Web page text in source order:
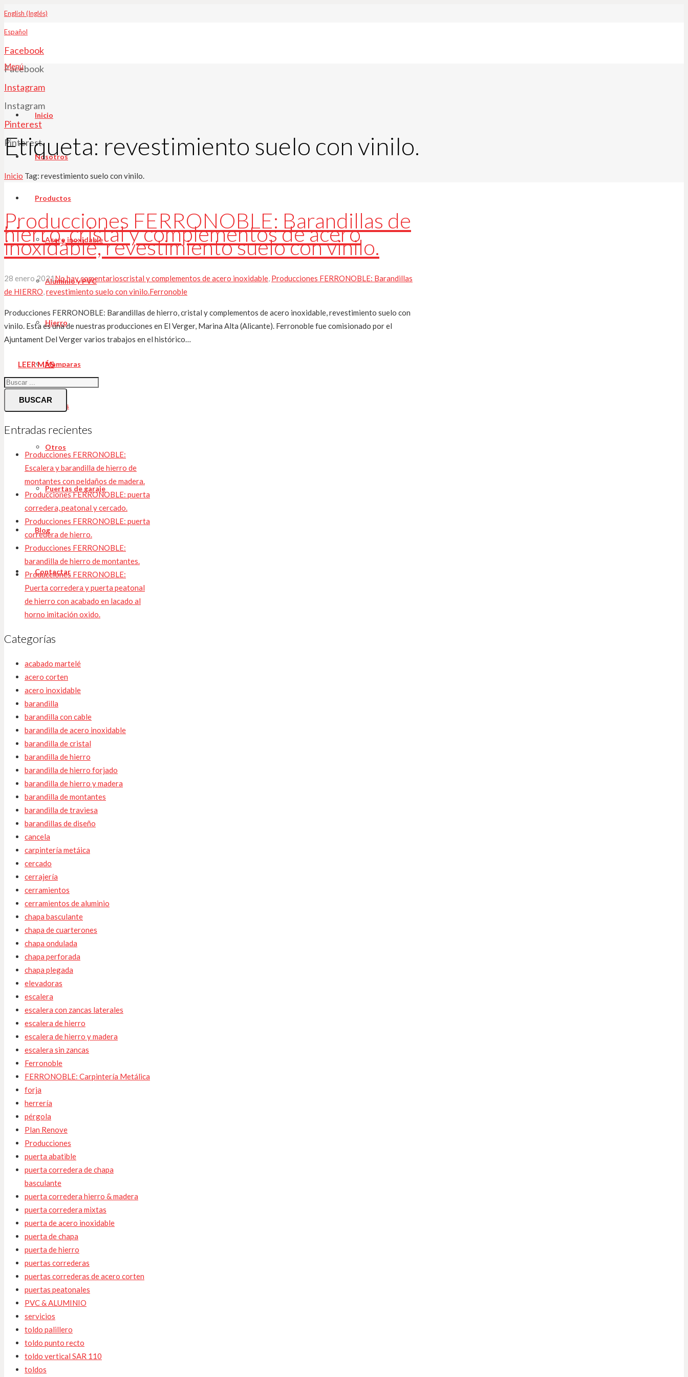
English (Inglés)
Español
Facebook
Facebook
Instagram
Instagram
Pinterest
Pinterest
Menú
Inicio
Nosotros
Productos
Acero inoxidable
Aluminio y PVC
Hierro
Mamparas
Toldos
Otros
Puertas de garaje
Blog
Contactar
Etiqueta: revestimiento suelo con vinilo.
Inicio Tag: revestimiento suelo con vinilo.
Producciones FERRONOBLE: Barandillas de
hierro, cristal y complementos de acero
inoxidable, revestimiento suelo con vinilo.
28 enero 2021No hay comentarioscristal y complementos de acero inoxidable, Producciones FERRONOBLE: Barandillas
de HIERRO,revestimiento suelo con vinilo.Ferronoble
Producciones FERRONOBLE: Barandillas de hierro, cristal y complementos de acero inoxidable, revestimiento suelo con
vinilo. Esta es una de nuestras producciones en El Verger, Marina Alta (Alicante). Ferronoble fue comisionado por el
Ajuntament Del Verger varios trabajos en el histórico…
LEER MÁS
BUSCAR
Entradas recientes
Producciones FERRONOBLE:
Escalera y barandilla de hierro de
montantes con peldaños de madera.
Producciones FERRONOBLE: puerta
corredera, peatonal y cercado.
Producciones FERRONOBLE: puerta
corredera de hierro.
Producciones FERRONOBLE:
barandilla de hierro de montantes.
Producciones FERRONOBLE:
Puerta corredera y puerta peatonal
de hierro con acabado en lacado al
horno imitación oxido.
Categorías
acabado martelé
acero corten
acero inoxidable
barandilla
barandilla con cable
barandilla de acero inoxidable
barandilla de cristal
barandilla de hierro
barandilla de hierro forjado
barandilla de hierro y madera
barandilla de montantes
barandilla de traviesa
barandillas de diseño
cancela
carpintería metáica
cercado
cerrajería
cerramientos
cerramientos de aluminio
chapa basculante
chapa de cuarterones
chapa ondulada
chapa perforada
chapa plegada
elevadoras
escalera
escalera con zancas laterales
escalera de hierro
escalera de hierro y madera
escalera sin zancas
Ferronoble
FERRONOBLE: Carpintería Metálica
forja
herrería
pérgola
Plan Renove
Producciones
puerta abatible
puerta corredera de chapa
basculante
puerta corredera hierro & madera
puerta corredera mixtas
puerta de acero inoxidable
puerta de chapa
puerta de hierro
puertas correderas
puertas correderas de acero corten
puertas peatonales
PVC & ALUMINIO
servicios
toldo palillero
toldo punto recto
toldo vertical SAR 110
toldos